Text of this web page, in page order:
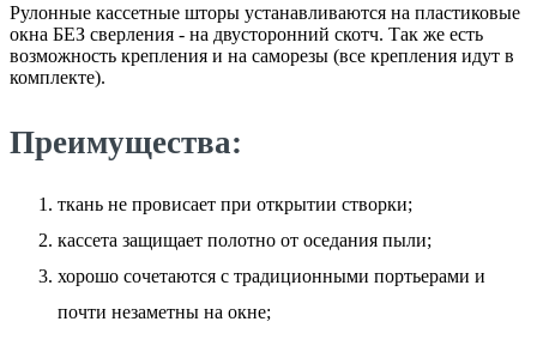
Рулонные кассетные шторы устанавливаются на пластиковые
окна БЕЗ сверления - на двусторонний скотч. Так же есть
возможность крепления и на саморезы (все крепления идут в
комплекте).
Преимущества:
ткань не провисает при открытии створки;
кассета защищает полотно от оседания пыли;
хорошо сочетаются с традиционными портьерами и
почти незаметны на окне;